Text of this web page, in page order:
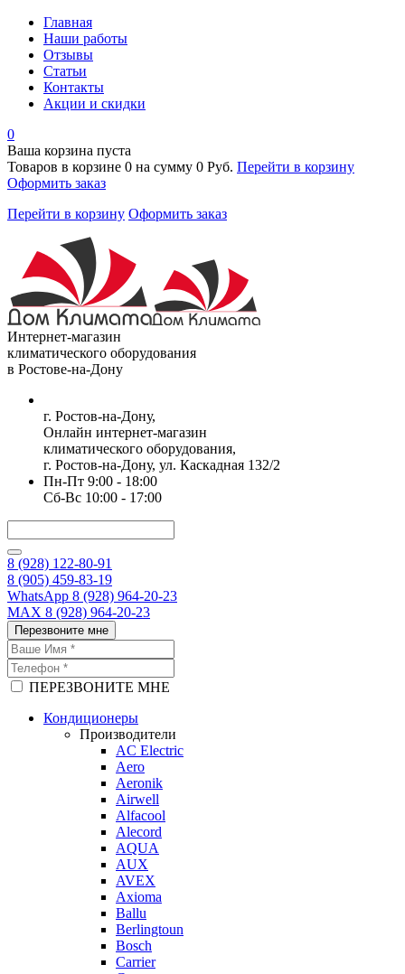
Главная
Наши работы
Отзывы
Статьи
Контакты
Акции и скидки
0
Ваша корзина пуста
Товаров в корзине 0 на сумму 0 Руб. Перейти в корзину
Оформить заказ
Перейти в корзину Оформить заказ
Интернет-магазин
климатического оборудования
в Ростове-на-Дону
г. Ростов-на-Дону,
Онлайн интернет-магазин
климатического оборудования,
г. Ростов-на-Дону, ул. Каскадная 132/2
Пн-Пт 9:00 - 18:00
Сб-Вс 10:00 - 17:00
8 (928) 122-80-91
8 (905) 459-83-19
WhatsApp 8 (928) 964-20-23
MAX 8 (928) 964-20-23
Перезвоните мне
ПЕРЕЗВОНИТЕ МНЕ
Кондиционеры
Производители
AC Electric
Aero
Aeronik
Airwell
Alfacool
Alecord
AQUA
AUX
AVEX
Axioma
Ballu
Berlingtoun
Bosch
Carrier